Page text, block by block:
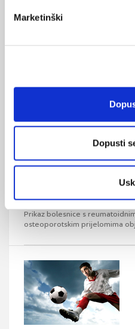
Marketinški
Dopusti
Odrasli s atopijskim
studija.
Prikaz bolesnice: RA
Prikaz bolesnice s
osteoporotskim prijelomima